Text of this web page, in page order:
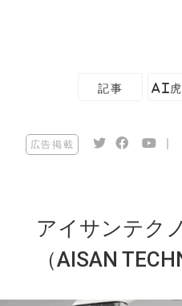
記事 AI虎
広告掲載
アイサンテク
（AISAN